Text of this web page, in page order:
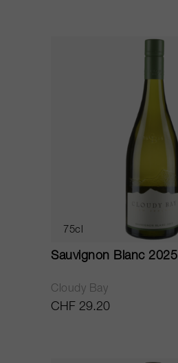
75cl
Sauvignon Blanc 2025
Cloudy Bay
CHF 29.20